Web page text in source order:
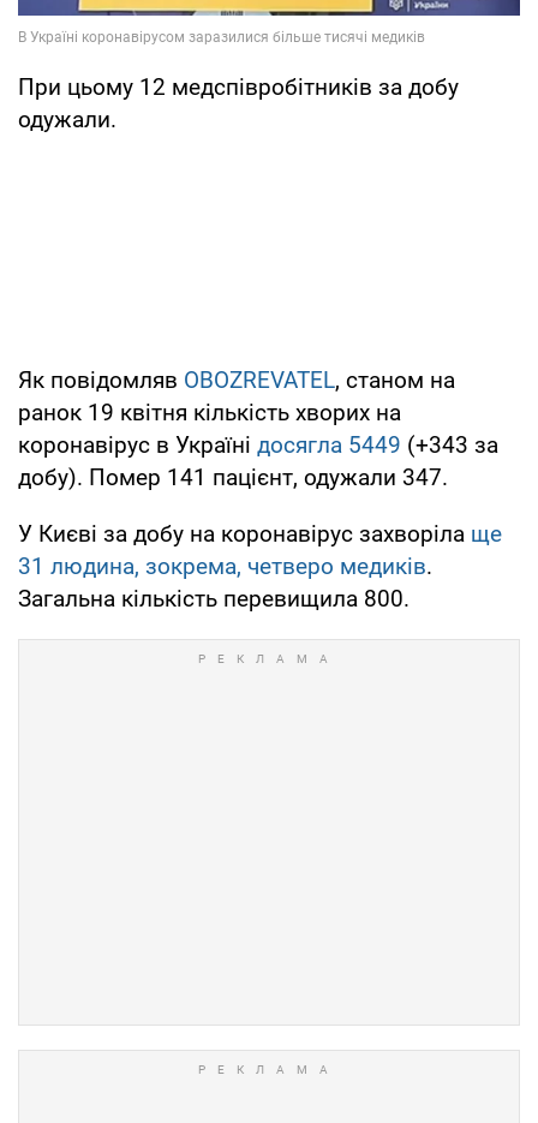
При цьому 12 медспівробітників за добу
одужали.
Як повідомляв OBOZREVATEL, станом на
ранок 19 квітня кількість хворих на
коронавірус в Україні досягла 5449 (+343 за
добу). Помер 141 пацієнт, одужали 347.
У Києві за добу на коронавірус захворіла ще
31 людина, зокрема, четверо медиків.
Загальна кількість перевищила 800.